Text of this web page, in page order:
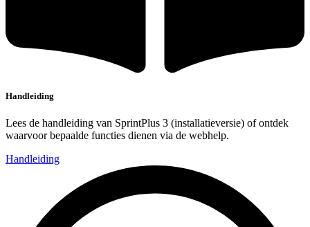
Handleiding
Lees de handleiding van SprintPlus 3 (installatieversie) of ontdek
waarvoor bepaalde functies dienen via de webhelp.
Handleiding